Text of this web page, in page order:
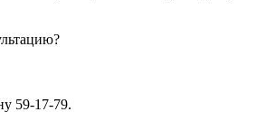
59-17-79.